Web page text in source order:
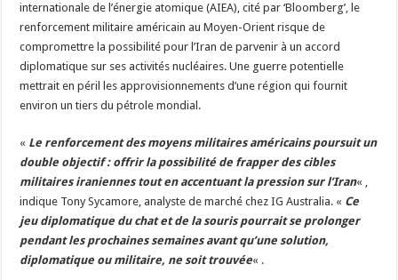
internationale de l’énergie atomique (AIEA), cité par ‘Bloomberg’, le
renforcement militaire américain au Moyen-Orient risque de
compromettre la possibilité pour l’Iran de parvenir à un accord
diplomatique sur ses activités nucléaires. Une guerre potentielle
mettrait en péril les approvisionnements d’une région qui fournit
environ un tiers du pétrole mondial.
« Le renforcement des moyens militaires américains poursuit un
double objectif : offrir la possibilité de frapper des cibles
militaires iraniennes tout en accentuant la pression sur l’Iran« ,
indique Tony Sycamore, analyste de marché chez IG Australia. « Ce
jeu diplomatique du chat et de la souris pourrait se prolonger
pendant les prochaines semaines avant qu’une solution,
diplomatique ou militaire, ne soit trouvée« .